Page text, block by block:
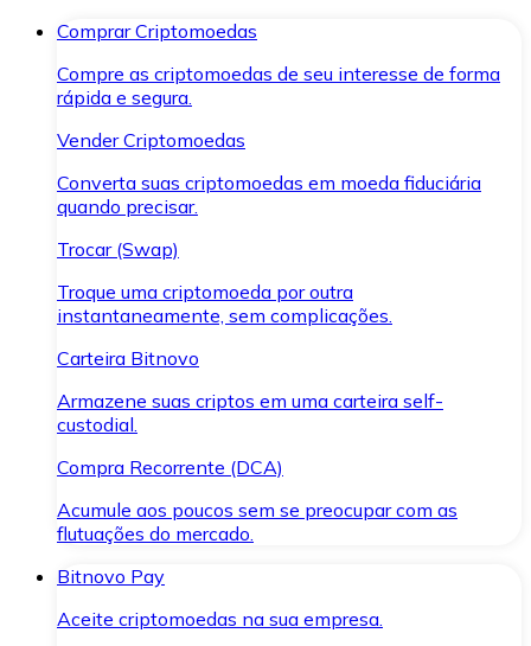
Comprar Criptomoedas
Compre as criptomoedas de seu interesse de forma
rápida e segura.
Vender Criptomoedas
Converta suas criptomoedas em moeda fiduciária
quando precisar.
Trocar (Swap)
Troque uma criptomoeda por outra
instantaneamente, sem complicações.
Carteira Bitnovo
Armazene suas criptos em uma carteira self-
custodial.
Compra Recorrente (DCA)
Acumule aos poucos sem se preocupar com as
flutuações do mercado.
Bitnovo Pay
Aceite criptomoedas na sua empresa.